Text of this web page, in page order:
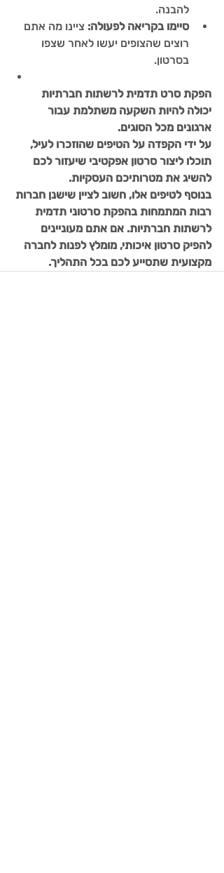
להבנה.
סיימו בקריאה לפעולה: ציינו מה אתם
רוצים שהצופים יעשו לאחר שצפו
בסרטון.
הפקת סרט תדמית לרשתות חברתיות
יכולה להיות השקעה משתלמת עבור
ארגונים מכל הסוגים.
על ידי הקפדה על הטיפים שהוזכרו לעיל,
תוכלו ליצור סרטון אפקטיבי שיעזור לכם
להשיג את מטרותיכם העסקיות.
בנוסף לטיפים אלו, חשוב לציין שישנן חברות
רבות המתמחות בהפקת סרטוני תדמית
לרשתות חברתיות. אם אתם מעוניינים
להפיק סרטון איכותי, מומלץ לפנות לחברה
מקצועית שתסייע לכם בכל התהליך.